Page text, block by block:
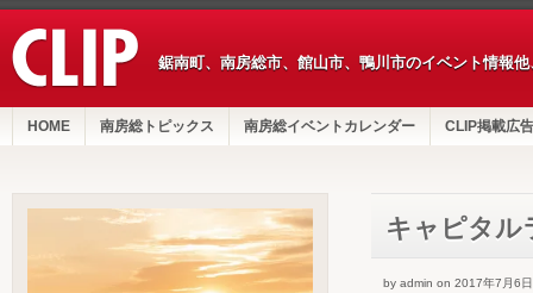
鋸南町、南房総市、館山市、鴨川市のイベント情報
HOME 南房総トピックス 南房総イベントカレンダー CLIP掲載広告
キャピタル
by admin on 2017年7月6日